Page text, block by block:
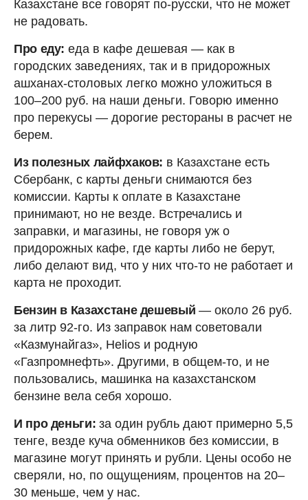
Казахстане все говорят по-русски, что не может
не радовать.
Про еду: еда в кафе дешевая — как в
городских заведениях, так и в придорожных
ашханах-столовых легко можно уложиться в
100–200 руб. на наши деньги. Говорю именно
про перекусы — дорогие рестораны в расчет не
берем.
Из полезных лайфхаков: в Казахстане есть
Сбербанк, с карты деньги снимаются без
комиссии. Карты к оплате в Казахстане
принимают, но не везде. Встречались и
заправки, и магазины, не говоря уж о
придорожных кафе, где карты либо не берут,
либо делают вид, что у них что-то не работает и
карта не проходит.
Бензин в Казахстане дешевый — около 26 руб.
за литр 92-го. Из заправок нам советовали
«Казмунайгаз», Helios и родную
«Газпромнефть». Другими, в общем-то, и не
пользовались, машинка на казахстанском
бензине вела себя хорошо.
И про деньги: за один рубль дают примерно 5,5
тенге, везде куча обменников без комиссии, в
магазине могут принять и рубли. Цены особо не
сверяли, но, по ощущениям, процентов на 20–
30 меньше, чем у нас.